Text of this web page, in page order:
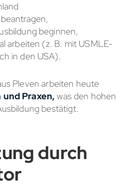
beginnen,
arbeiten (z. B. mit USMLE-
in den USA).
Pleven arbeiten heute
Praxen, was den hohen
bestätigt.
durch